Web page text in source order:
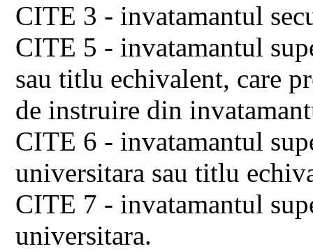
CITE 3 - invatamantul
CITE 5 - invatamantul
sau titlu echivalent, care
de instruire din
CITE 6 - invatamantul
universitara sau titlu
CITE 7 - invatamantul
universitara.